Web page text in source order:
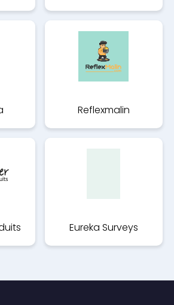
Reflexmalin
Eureka Surveys